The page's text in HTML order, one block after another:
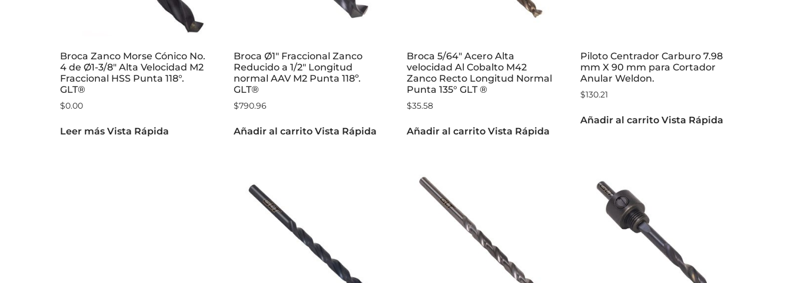
Broca Zanco Morse Cónico No.
4 de Ø1-3/8″ Alta Velocidad M2
Fraccional HSS Punta 118°.
GLT®
$0.00
Leer más Vista Rápida
Broca Ø1″ Fraccional Zanco
Reducido a 1/2″ Longitud
normal AAV M2 Punta 118º.
GLT®
$790.96
Añadir al carrito Vista Rápida
Broca 5/64″ Acero Alta
velocidad Al Cobalto M42
Zanco Recto Longitud Normal
Punta 135° GLT ®
$35.58
Añadir al carrito Vista Rápida
Piloto Centrador Carburo 7.98
mm X 90 mm para Cortador
Anular Weldon.
$130.21
Añadir al carrito Vista Rápida